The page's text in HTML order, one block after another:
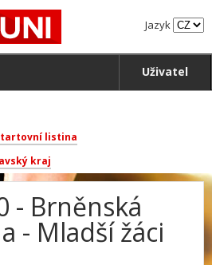
Jazyk
Uživatel
listina
kraj
- Brněnská
- Mladší žáci